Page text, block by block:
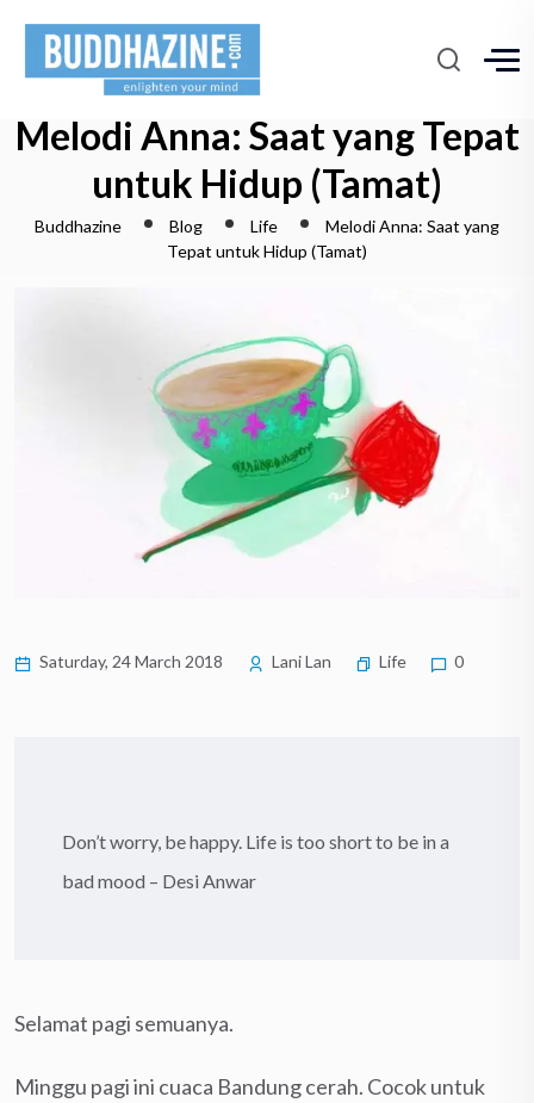
Melodi Anna: Saat yang Tepat
untuk Hidup (Tamat)
Buddhazine Blog Life
Melodi Anna: Saat yang
Tepat untuk Hidup (Tamat)
Saturday, 24 March 2018 Lani Lan Life 0
Don’t worry, be happy. Life is too short to be in a
bad mood – Desi Anwar
Selamat pagi semuanya.
Minggu pagi ini cuaca Bandung cerah. Cocok untuk